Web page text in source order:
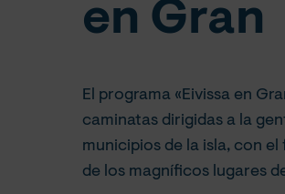
en Gran
El programa «Eivissa en
caminatas dirigidas a la
municipios de la isla, con
de los magníficos lugares